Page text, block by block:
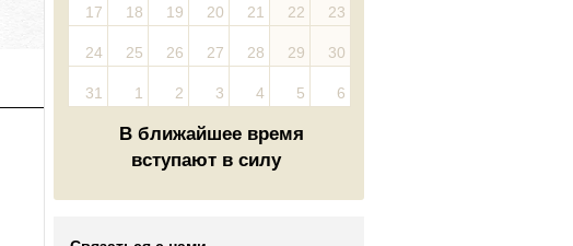
17 18 19 20 21 22 23
24 25 26 27 28 29 30
31 1 2 3 4 5 6
В ближайшее время
вступают в силу